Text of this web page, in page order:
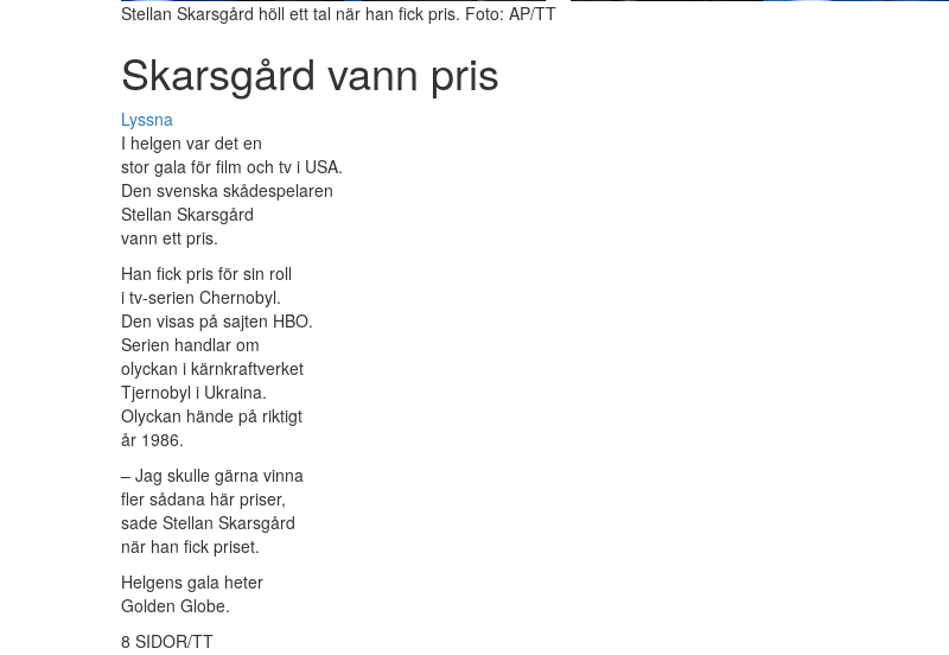
Stellan Skarsgård höll ett tal när han fick pris. Foto: AP/TT
Skarsgård vann pris
Lyssna
I helgen var det en
stor gala för film och tv i USA.
Den svenska skådespelaren
Stellan Skarsgård
vann ett pris.
Han fick pris för sin roll
i tv-serien Chernobyl.
Den visas på sajten HBO.
Serien handlar om
olyckan i kärnkraftverket
Tjernobyl i Ukraina.
Olyckan hände på riktigt
år 1986.
– Jag skulle gärna vinna
fler sådana här priser,
sade Stellan Skarsgård
när han fick priset.
Helgens gala heter
Golden Globe.
8 SIDOR/TT